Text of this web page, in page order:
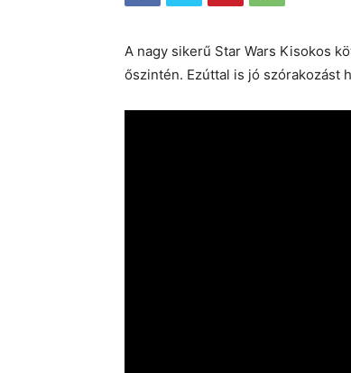
A nagy sikerű Star Wars Kisokos
őszintén. Ezúttal is jó szórakozást